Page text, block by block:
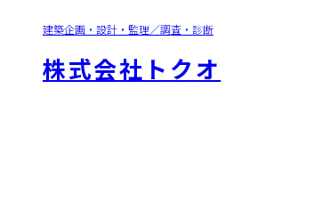
建築企画・設計・監理／調査・診断
株式会社トクオ